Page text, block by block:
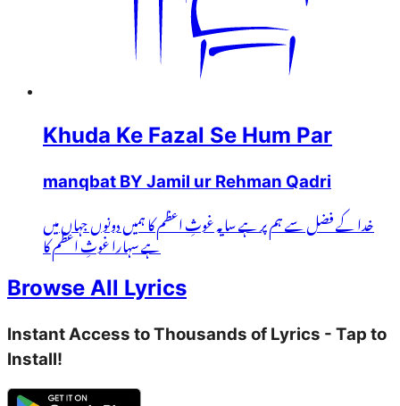
Khuda Ke Fazal Se Hum Par
manqbat BY Jamil ur Rehman Qadri
خدا کے فضل سے ہم پر ہے سایہ غوثِ اعظم کا ہمیں دونوں جہاں میں
ہے سہارا غوثِ اعظم کا
Browse All Lyrics
Instant Access to Thousands of Lyrics - Tap to
Install!